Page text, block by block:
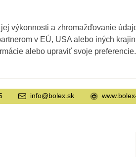
info@bolex.sk
výkonnosti a zhromažďovanie
v EÚ, USA alebo iných
alebo upraviť svoje preferencie.